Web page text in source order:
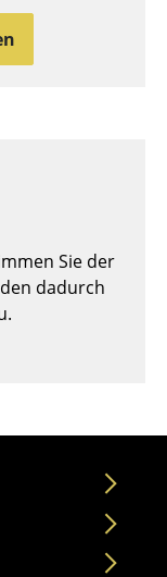
Sie der
dadurch